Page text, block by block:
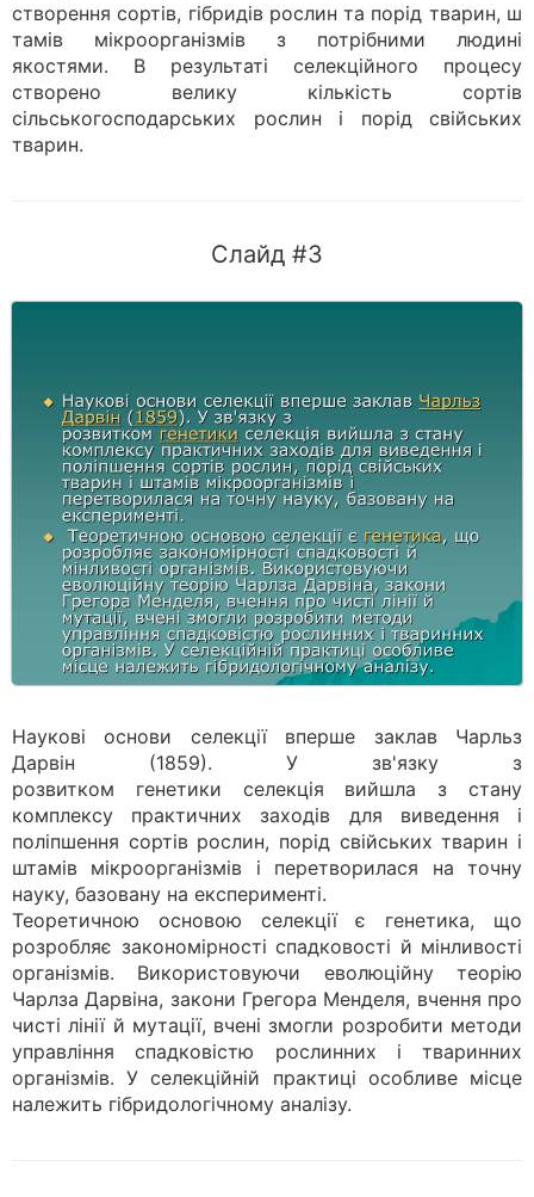
створення сортів, гібридів рослин та порід тварин, ш
тамів мікроорганізмів з потрібними людині
якостями. В результаті селекційного процесу
створено велику кількість сортів
сільськогосподарських рослин і порід свійських
тварин.
Слайд #3
Наукові основи селекції вперше заклав Чарльз
Дарвін (1859). У зв'язку з
розвитком генетики селекція вийшла з стану
комплексу практичних заходів для виведення і
поліпшення сортів рослин, порід свійських тварин і
штамів мікроорганізмів і перетворилася на точну
науку, базовану на експерименті.
Теоретичною основою селекції є генетика, що
розробляє закономірності спадковості й мінливості
організмів. Використовуючи еволюційну теорію
Чарлза Дарвіна, закони Грегора Менделя, вчення про
чисті лінії й мутації, вчені змогли розробити методи
управління спадковістю рослинних і тваринних
організмів. У селекційній практиці особливе місце
належить гібридологічному аналізу.